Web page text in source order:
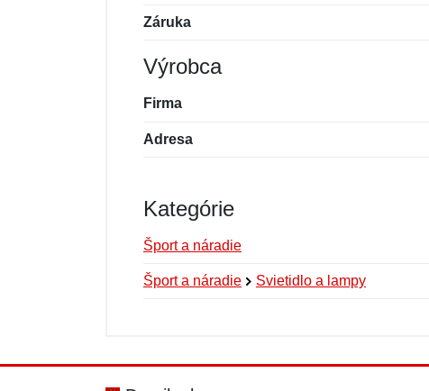
Záruka
Výrobca
Firma
Adresa
Kategórie
Šport a náradie
Šport a náradie Svietidlo a lampy